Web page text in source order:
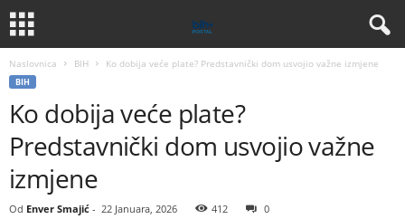
Naslovnica BIH Ko dobija veće plate? Predstavnički dom usvojio važne izmjene
BIH
Ko dobija veće plate?
Predstavnički dom usvojio važne
izmjene
Od Enver Smajić - 22 Januara, 2026 412 0